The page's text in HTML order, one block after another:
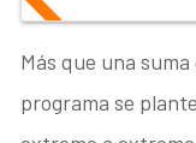
Más que una
programa se